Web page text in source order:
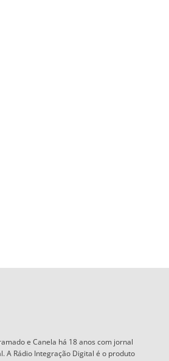
e Canela há 18 anos com jornal
A Rádio Integração Digital é o produto